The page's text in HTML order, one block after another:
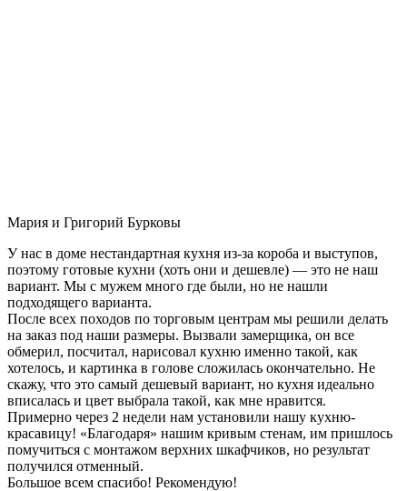
Мария и Григорий Бурковы
У нас в доме нестандартная кухня из-за короба и выступов,
поэтому готовые кухни (хоть они и дешевле) — это не наш
вариант. Мы с мужем много где были, но не нашли
подходящего варианта.
После всех походов по торговым центрам мы решили делать
на заказ под наши размеры. Вызвали замерщика, он все
обмерил, посчитал, нарисовал кухню именно такой, как
хотелось, и картинка в голове сложилась окончательно. Не
скажу, что это самый дешевый вариант, но кухня идеально
вписалась и цвет выбрала такой, как мне нравится.
Примерно через 2 недели нам установили нашу кухню-
красавицу! «Благодаря» нашим кривым стенам, им пришлось
помучиться с монтажом верхних шкафчиков, но результат
получился отменный.
Большое всем спасибо! Рекомендую!